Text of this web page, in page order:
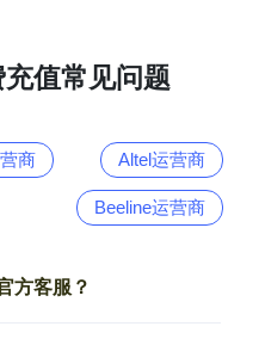
值常见问题
商 Altel运营商
Beeline运营商
方客服？